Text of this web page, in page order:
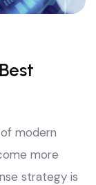
modern
more
strategy is